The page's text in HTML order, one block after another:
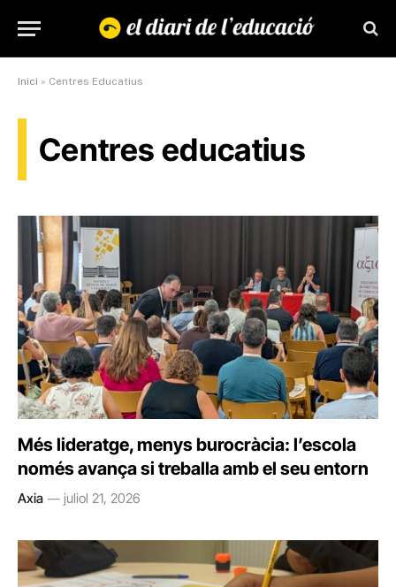
Inici » Centres Educatius
Centres educatius
Més lideratge, menys burocràcia: l’escola
només avança si treballa amb el seu entorn
Axia juliol 21, 2026